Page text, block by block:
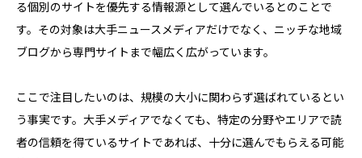
る個別のサイトを優先する情報源として選んでいるとのことで
す。その対象は大手ニュースメディアだけでなく、ニッチな地域
ブログから専門サイトまで幅広く広がっています。
ここで注目したいのは、規模の大小に関わらず選ばれているとい
う事実です。大手メディアでなくても、特定の分野やエリアで読
者の信頼を得ているサイトであれば、十分に選んでもらえる可能